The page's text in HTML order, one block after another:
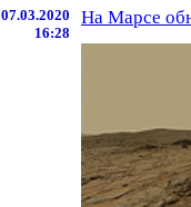
07.03.2020
16:28
На Марсе